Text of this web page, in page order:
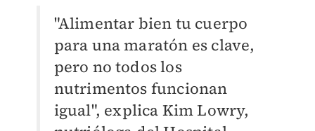
"Alimentar bien tu cuerpo
para una maratón es clave,
pero no todos los
nutrimentos funcionan
igual", explica Kim Lowry,